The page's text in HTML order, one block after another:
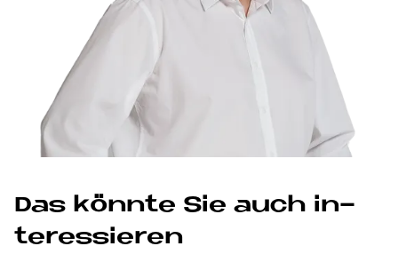
Das könn­te Sie auch in­
ter­es­sie­ren